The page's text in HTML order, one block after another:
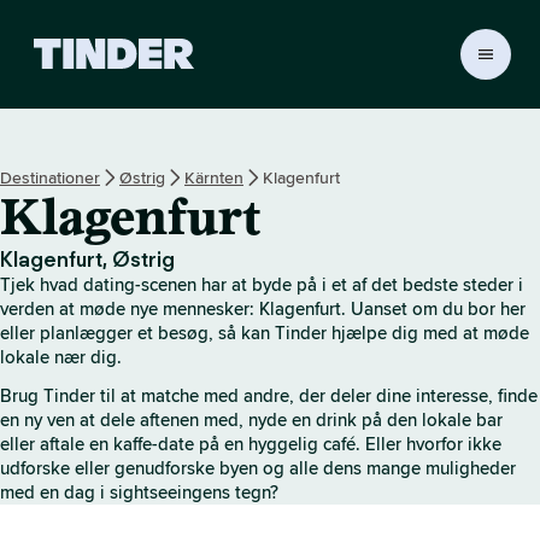
r
s
a
r
t
d
e
Destinationer Østrig Kärnten Klagenfurt
Klagenfurt
Klagenfurt, Østrig
Tjek hvad dating-scenen har at byde på i et af det bedste steder i
verden at møde nye mennesker: Klagenfurt. Uanset om du bor her
eller planlægger et besøg, så kan Tinder hjælpe dig med at møde
lokale nær dig.
Brug Tinder til at matche med andre, der deler dine interesse, finde
en ny ven at dele aftenen med, nyde en drink på den lokale bar
eller aftale en kaffe-date på en hyggelig café. Eller hvorfor ikke
udforske eller genudforske byen og alle dens mange muligheder
med en dag i sightseeingens tegn?